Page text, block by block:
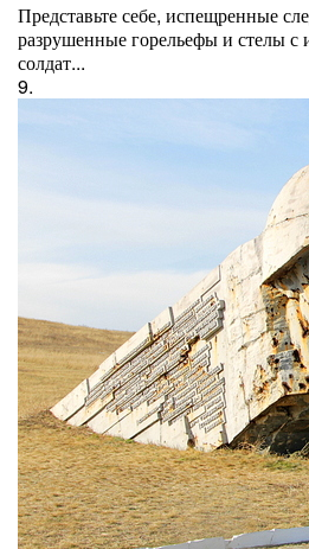
Представьте себе, испещренные
разрушенные горельефы и стелы с
солдат...
9.